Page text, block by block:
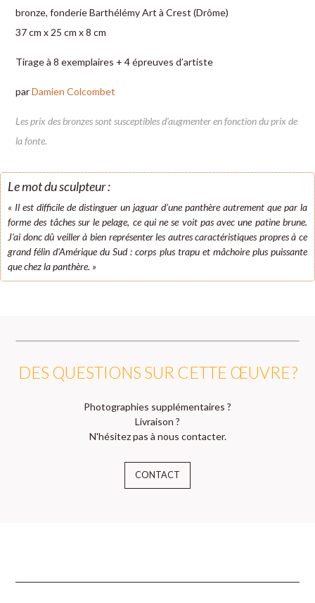
bronze, fonderie Barthélémy Art à Crest (Drôme)
37 cm x 25 cm x 8 cm
Tirage à 8 exemplaires + 4 épreuves d’artiste
parDamien Colcombet
Les prix des bronzes sont susceptibles d’augmenter en fonction du prix de
la fonte.
Le mot du sculpteur :
« Il est difficile de distinguer un jaguar d’une panthère autrement que par la
forme des tâches sur le pelage, ce qui ne se voit pas avec une patine brune.
J’ai donc dû veiller à bien représenter les autres caractéristiques propres à ce
grand félin d’Amérique du Sud : corps plus trapu et mâchoire plus puissante
que chez la panthère. »
DES QUESTIONS SUR CETTE ŒUVRE ?
Photographies supplémentaires ?
Livraison ?
N'hésitez pas à nous contacter.
CONTACT